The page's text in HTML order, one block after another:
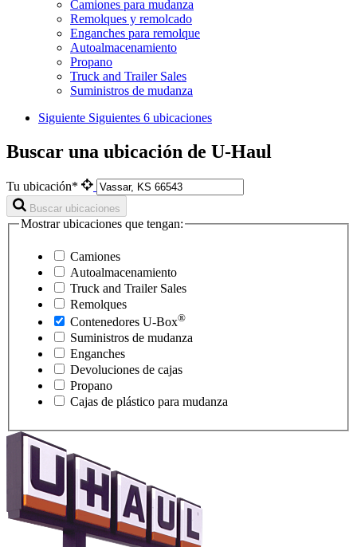
Camiones para mudanza
Remolques y remolcado
Enganches para remolque
Autoalmacenamiento
Propano
Truck and Trailer Sales
Suministros de mudanza
Siguiente Siguientes 6 ubicaciones
Buscar una ubicación de U-Haul
Tu ubicación*
Buscar ubicaciones
Mostrar ubicaciones que tengan:
Camiones
Autoalmacenamiento
Truck and Trailer Sales
Remolques
Contenedores U-Box®
Suministros de mudanza
Enganches
Devoluciones de cajas
Propano
Cajas de plástico para mudanza